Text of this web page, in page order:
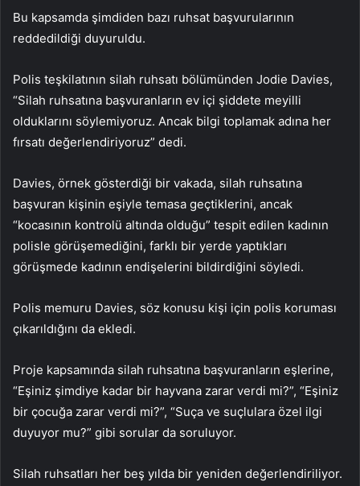
Bu kapsamda şimdiden bazı ruhsat başvurularının
reddedildiği duyuruldu.
Polis teşkilatının silah ruhsatı bölümünden Jodie Davies,
“Silah ruhsatına başvuranların ev içi şiddete meyilli
olduklarını söylemiyoruz. Ancak bilgi toplamak adına her
fırsatı değerlendiriyoruz” dedi.
Davies, örnek gösterdiği bir vakada, silah ruhsatına
başvuran kişinin eşiyle temasa geçtiklerini, ancak
“kocasının kontrolü altında olduğu” tespit edilen kadının
polisle görüşemediğini, farklı bir yerde yaptıkları
görüşmede kadının endişelerini bildirdiğini söyledi.
Polis memuru Davies, söz konusu kişi için polis koruması
çıkarıldığını da ekledi.
Proje kapsamında silah ruhsatına başvuranların eşlerine,
“Eşiniz şimdiye kadar bir hayvana zarar verdi mi?”, “Eşiniz
bir çocuğa zarar verdi mi?”, “Suça ve suçlulara özel ilgi
duyuyor mu?” gibi sorular da soruluyor.
Silah ruhsatları her beş yılda bir yeniden değerlendiriliyor.